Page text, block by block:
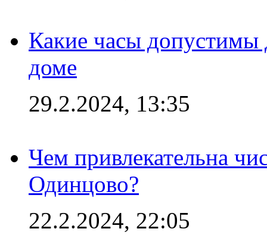
Какие часы
доме
29.2.2024, 13:35
Чем привлекательна
Одинцово?
22.2.2024, 22:05